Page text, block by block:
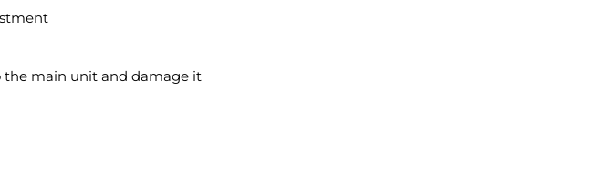
the main unit and damage it